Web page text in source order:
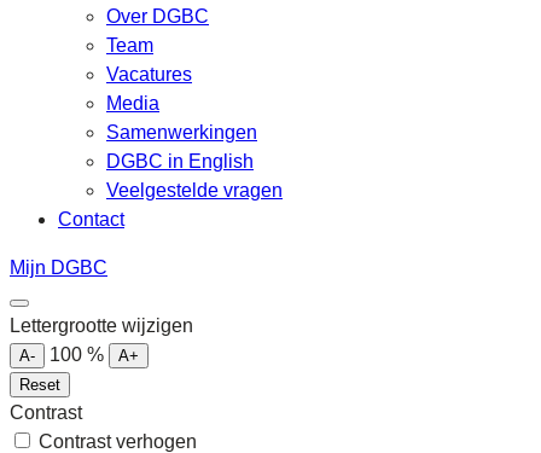
Over DGBC
Team
Vacatures
Media
Samenwerkingen
DGBC in English
Veelgestelde vragen
Contact
Mijn DGBC
Lettergrootte wijzigen
A- 100 %
A+
Reset
Contrast
Contrast verhogen